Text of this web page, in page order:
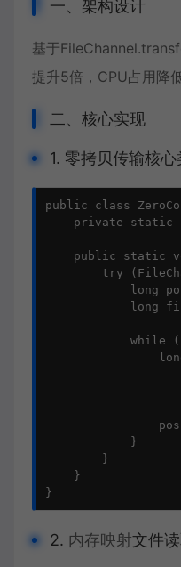
一、架构设计
基于
提升5倍，CPU占用降
二、核心实现
1. 零拷贝传输核心
public class
private static
public static
try
long
long
while
            }
        }
    }
}
2. 内存映射文件